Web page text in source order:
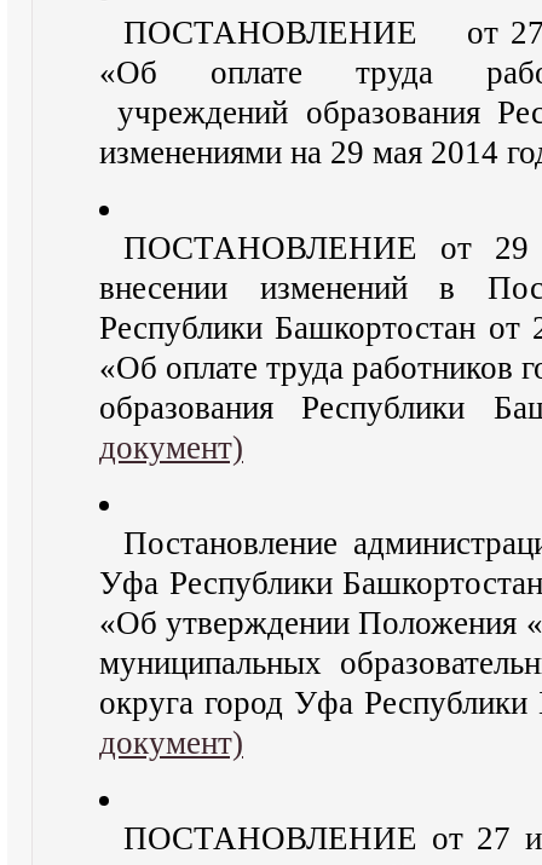
ПОСТАНОВЛЕНИЕ от 27
«Об оплате труда
учреждений образования
изменениями на 29 мая 2014
ПОСТАНОВЛЕНИЕ от 29
внесении изменений в
Республики Башкортостан
«Об оплате труда работников
образования Республики
документ)
Постановление
Уфа Республики
«Об утверждении Положения
муниципальных
округа город Уфа
документ)
ПОСТАНОВЛЕНИЕ от 27